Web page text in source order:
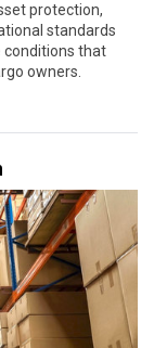
protection,
standards
conditions that
owners.